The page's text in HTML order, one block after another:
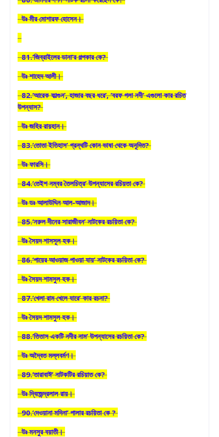
উঃ মীর মোশারফ হোসেন।
81.‘জিব্রাইলের ডানা’র গল্পকার কে?
উঃ শাহেদ আলী।
82.‘আরেক ফাল্গুন’, হাজার বছর ধরে’, ‘বরফ গলা নদী’ এগুলো কার রচিত
উপন্যাস?
উঃ জহির রায়হান।
83.‘তোতা ইতিহাস’ গ্রন্থটি কোন ভাষা থেকে অনূদিত?
উঃ ফারসি।
84.‘তেইশ নম্বর তৈলচিত্র’ উপন্যাসের রচিয়তা কে?
উঃ ডঃ আলাউদ্দিন আল-আজাদ।
85.‘নরুল দীনের সারাজীবন’ নাটকের রচয়িতা কে?
উঃ সৈয়দ শাসসূল হক।
86.‘পায়ের আওয়াজ পাওয়া যায়’ নাটকের রচয়িতা কে?
উঃ সৈয়দ শামসুল হক।
87.‘খেলা রাম খেলে যারে’ কার রচনা?
উঃ সৈয়দ শামসুল হক।
88.‘তিতাস একটি নদীর নাম’ উপন্যাসের রচয়িতা কে?
উঃ অদ্বৈত মল্লবর্মণ।
89.‘তারাবাঈ’ নাটকটির রচিয়াত কে?
উঃ দ্বিজেন্দ্রলাল রায়।
90.‘দেওয়ানা মদিনা’ পালার রচয়িতা কে ?
উঃ মনসুর বয়াতী।